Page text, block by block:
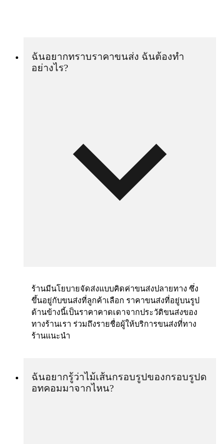
ฉันอยากทราบราคาขนส่ง ฉันต้องทำ
อย่างไร?
ร้านมีนโยบายจัดส่งแบบคิดค่าขนส่งปลายทาง ซึ่ง
ขึ้นอยู่กับขนส่งที่ลูกค้าเลือก ราคาขนส่งที่อยู่บนรูป
ด้านข้างนี้เป็นราคาคาดเดาจากประวัติขนส่งของ
ทางร้านเรา ร่วมถึงรายชื่อผู้ให้บริการขนส่งที่ทาง
ร้านแนะนำ
ฉันอยากรู้ว่าไม้เส้นกรอบรูปของกรอบรูปด
อทคอมมาจากไหน?